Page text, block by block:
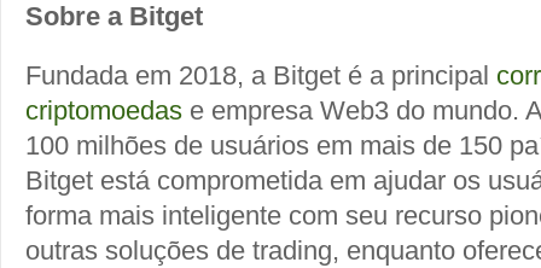
Sobre a Bitget
Fundada em 2018, a Bitget é a principal
criptomoedas e empresa Web3 do mundo.
100 milhões de usuários em mais de 150
Bitget está comprometida em ajudar os
forma mais inteligente com seu recurso
outras soluções de trading, enquanto